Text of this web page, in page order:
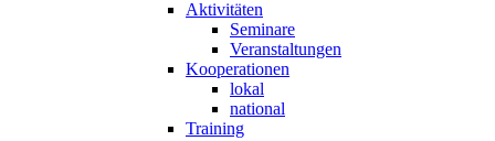
Aktivitäten
Seminare
Veranstaltungen
Kooperationen
lokal
national
Training